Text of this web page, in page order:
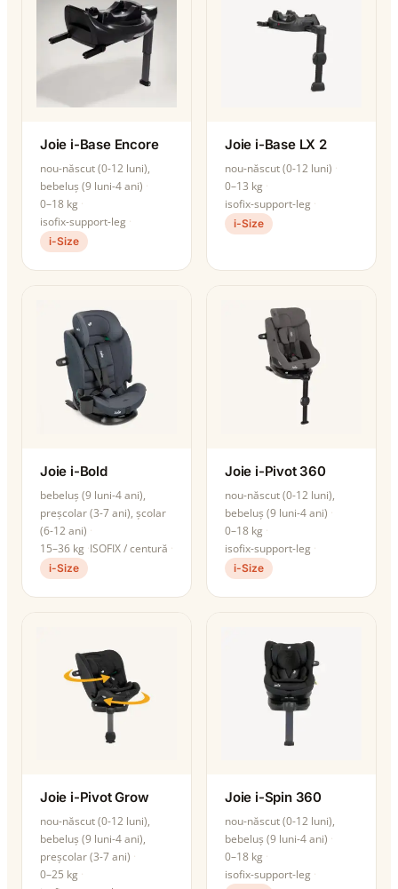
Joie i-Base Encore
nou-născut (0-12 luni),
bebeluș (9 luni-4 ani)
0–18 kg
isofix-support-leg
i-Size
Joie i-Base LX 2
nou-născut (0-12 luni)
0–13 kg
isofix-support-leg
i-Size
Joie i-Bold
bebeluș (9 luni-4 ani),
preșcolar (3-7 ani), școlar
(6-12 ani)
15–36 kg ISOFIX / centură
i-Size
Joie i-Pivot 360
nou-născut (0-12 luni),
bebeluș (9 luni-4 ani)
0–18 kg
isofix-support-leg
i-Size
Joie i-Pivot Grow
nou-născut (0-12 luni),
bebeluș (9 luni-4 ani),
preșcolar (3-7 ani)
0–25 kg
Joie i-Spin 360
nou-născut (0-12 luni),
bebeluș (9 luni-4 ani)
0–18 kg
isofix-support-leg